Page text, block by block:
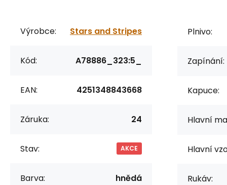
Výrobce: Stars and Stripes
Kód: A78886_323:5_
EAN: 4251348843668
Záruka: 24
Stav: AKCE
Barva: hnědá
Plnivo:
Zapínání:
Kapuce:
Hlavní
Hlavní
Rukáv: